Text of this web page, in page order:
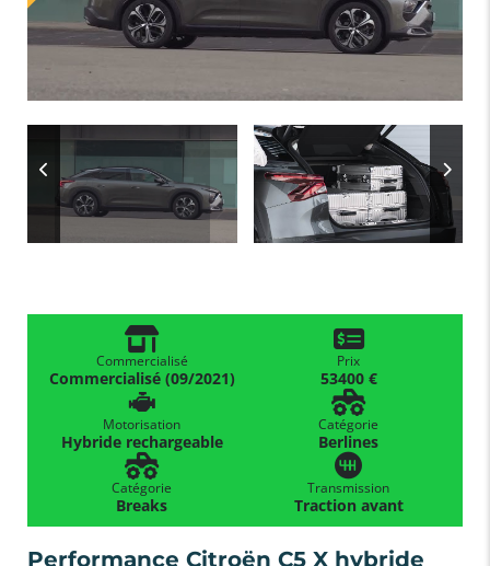
Commercialisé
Commercialisé (09/2021)
Prix
53400 €
Motorisation
Hybride rechargeable
Catégorie
Berlines
Catégorie
Breaks
Transmission
Traction avant
Performance Citroën C5 X hybride